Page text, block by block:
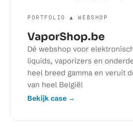
PORTFOLIO ▲ WEBSHOP
VaporShop.be
Dé webshop voor
liquids, vaporizers en
heel breed gamma en veruit
van heel België!
Bekijk case →